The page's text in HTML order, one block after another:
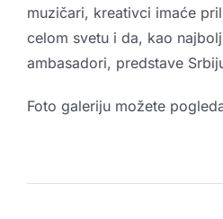
muzičari, kreativci imaće
celom svetu i da, kao
ambasadori, predstave
Foto galeriju možete